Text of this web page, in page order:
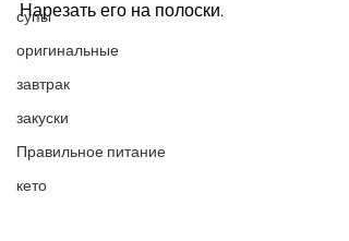
супы
оригинальные
завтрак
закуски
Правильное питание
кето
Нарезать его на полоски.